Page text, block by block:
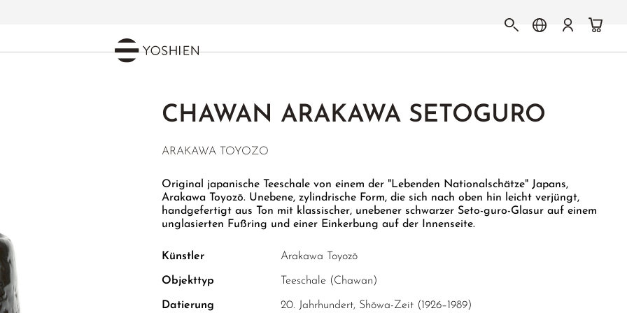
CHAWAN ARAKAWA SETOGURO
ARAKAWA TOYOZO
Original japanische Teeschale von einem der "Lebenden Nationalschätze" Japans,
Arakawa Toyozō. Unebene, zylindrische Form, die sich nach oben hin leicht verjüngt,
handgefertigt aus Ton mit klassischer, unebener schwarzer Seto-guro-Glasur auf einem
unglasierten Fußring und einer Einkerbung auf der Innenseite.
Künstler Arakawa Toyozō
Objekttyp Teeschale (Chawan)
Datierung 20. Jahrhundert, Shōwa-Zeit (1926–1989)